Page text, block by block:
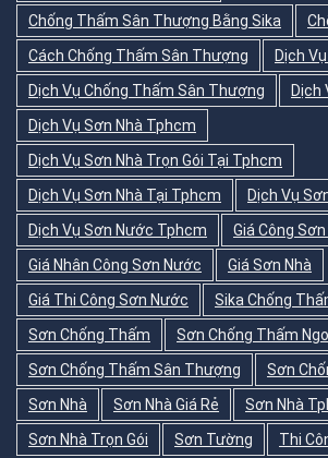
Chống Thấm Sân Thượng Bằng Sika
Cách Chống Thấm Sân Thượng
Dịch
Dịch Vụ Chống Thấm Sân Thượng
Dịch
Dịch Vụ Sơn Nhà Tphcm
Dịch Vụ Sơn Nhà Trọn Gói Tại Tphcm
Dịch Vụ Sơn Nhà Tại Tphcm
Dịch Vụ
Dịch Vụ Sơn Nước Tphcm
Giá Công
Giá Nhân Công Sơn Nước
Giá Sơn Nhà
Giá Thi Công Sơn Nước
Sika Chống
Sơn Chống Thấm
Sơn Chống Thấm
Sơn Chống Thấm Sân Thượng
Sơn
Sơn Nhà
Sơn Nhà Giá Rẻ
Sơn Nhà
Sơn Nhà Trọn Gói
Sơn Tường Thi